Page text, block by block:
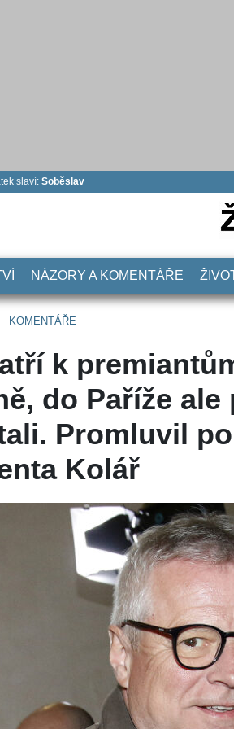
slaví: Soběslav
NÁZORY A KOMENTÁŘE
KOMENTÁŘE
k
do Paříže ale
Promluvil
Kolář